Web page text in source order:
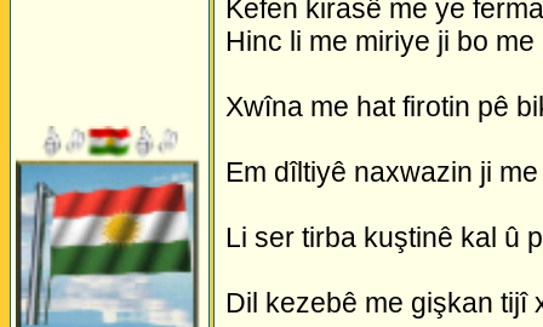
Kefen kirasê me ye
Hinc li me miriye ji bo
Xwîna me hat firotin pê
Em dîltiyê naxwazin ji
Li ser tirba kuştinê kal û
Dil kezebê me gişkan tijî